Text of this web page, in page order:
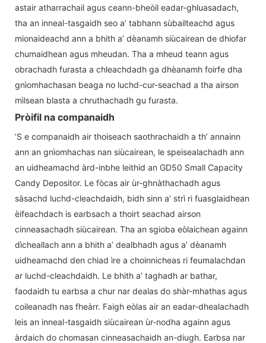
astair atharrachail agus ceann-bheòil eadar-ghluasadach,
tha an inneal-tasgaidh seo a’ tabhann sùbailteachd agus
mionaideachd ann a bhith a’ dèanamh siùcairean de dhiofar
chumaidhean agus mheudan. Tha a mheud teann agus
obrachadh furasta a chleachdadh ga dhèanamh foirfe dha
gnìomhachasan beaga no luchd-cur-seachad a tha airson
mìlsean blasta a chruthachadh gu furasta.
Pròifil na companaidh
’S e companaidh air thoiseach saothrachaidh a th’ annainn
ann an gnìomhachas nan siùcairean, le speisealachadh ann
an uidheamachd àrd-inbhe leithid an GD50 Small Capacity
Candy Depositor. Le fòcas air ùr-ghnàthachadh agus
sàsachd luchd-cleachdaidh, bidh sinn a’ strì ri fuasglaidhean
èifeachdach is earbsach a thoirt seachad airson
cinneasachadh siùcairean. Tha an sgioba eòlaichean againn
dìcheallach ann a bhith a’ dealbhadh agus a’ dèanamh
uidheamachd den chiad ìre a choinnicheas ri feumalachdan
ar luchd-cleachdaidh. Le bhith a’ taghadh ar bathar,
faodaidh tu earbsa a chur nar dealas do shàr-mhathas agus
coileanadh nas fheàrr. Faigh eòlas air an eadar-dhealachadh
leis an inneal-tasgaidh siùcairean ùr-nodha againn agus
àrdaich do chomasan cinneasachaidh an-diugh. Earbsa nar